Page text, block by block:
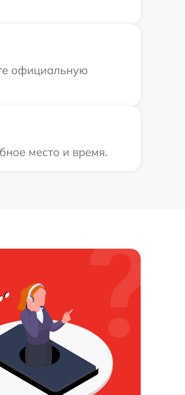
официальную
место и время.